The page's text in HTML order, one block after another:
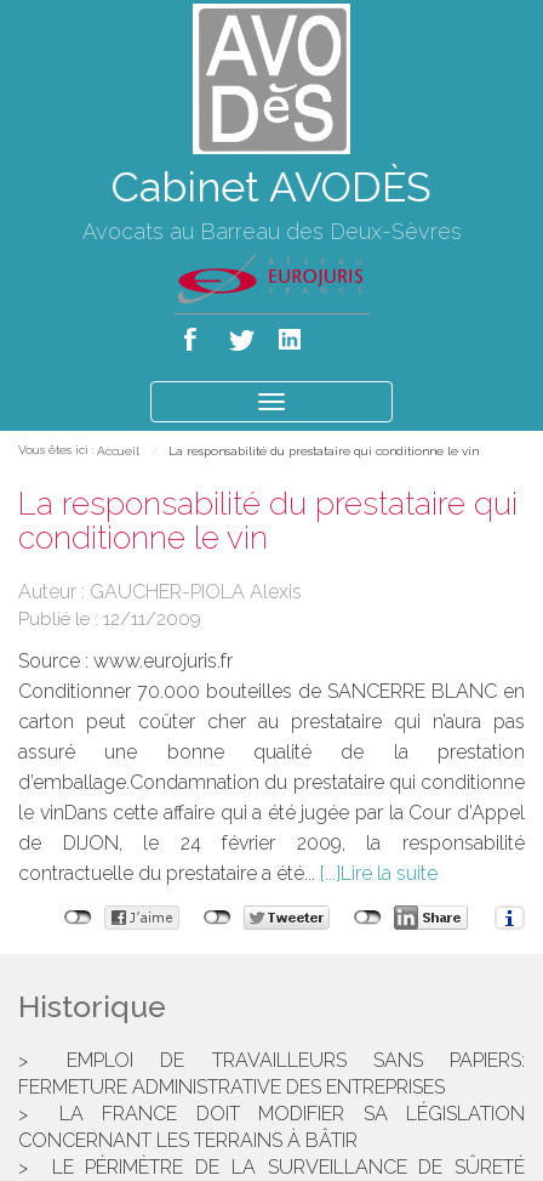
Cabinet AVODÈS
Avocats au Barreau des Deux-Sèvres
le
Vous êtes ici : Accueil La responsabilité du prestataire qui conditionne le vin
La responsabilité du prestataire qui
conditionne le vin
Auteur : GAUCHER-PIOLA Alexis
Publié le : 12/11/2009
Source : www.eurojuris.fr
Conditionner 70.000 bouteilles de SANCERRE BLANC en
carton peut coûter cher au prestataire qui n’aura pas
assuré une bonne qualité de la prestation
d’emballage.Condamnation du prestataire qui conditionne
le vinDans cette affaire qui a été jugée par la Cour d’Appel
de DIJON, le 24 février 2009, la responsabilité
contractuelle du prestataire a été...
Lire la suite
Historique
EMPLOI DE TRAVAILLEURS SANS PAPIERS:
FERMETURE ADMINISTRATIVE DES ENTREPRISES
LA FRANCE DOIT MODIFIER SA LÉGISLATION
CONCERNANT LES TERRAINS À BÂTIR
LE PÉRIMÈTRE DE LA SURVEILLANCE DE SÛRETÉ